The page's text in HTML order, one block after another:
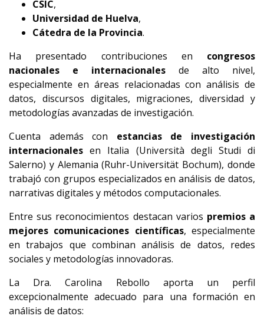
CSIC,
Universidad de Huelva,
Cátedra de la Provincia.
Ha presentado contribuciones en congresos
nacionales e internacionales de alto nivel,
especialmente en áreas relacionadas con análisis de
datos, discursos digitales, migraciones, diversidad y
metodologías avanzadas de investigación.
Cuenta además con estancias de investigación
internacionales en Italia (Università degli Studi di
Salerno) y Alemania (Ruhr-Universität Bochum), donde
trabajó con grupos especializados en análisis de datos,
narrativas digitales y métodos computacionales.
Entre sus reconocimientos destacan varios premios a
mejores comunicaciones científicas, especialmente
en trabajos que combinan análisis de datos, redes
sociales y metodologías innovadoras.
La Dra. Carolina Rebollo aporta un perfil
excepcionalmente adecuado para una formación en
análisis de datos: